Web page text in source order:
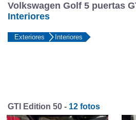
Volkswagen Golf 5 puertas
Interiores
Exteriores Interiores
GTI Edition 50 - 12 fotos